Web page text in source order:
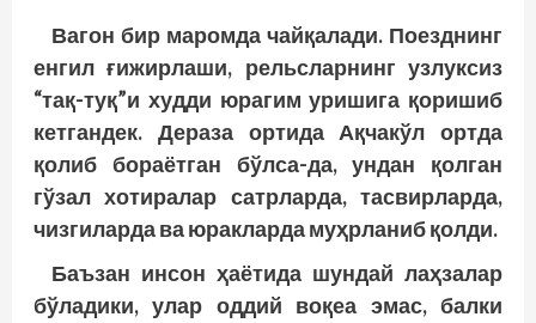
Вагон бир маромда чайқалади. Поезднинг
енгил ғижирлаши, рельсларнинг узлуксиз
“тақ-туқ”и худди юрагим уришига қоришиб
кетгандек. Дераза ортида Ақчакўл ортда
қолиб бораётган бўлса-да, ундан қолган
гўзал хотиралар сатрларда, тасвирларда,
чизгиларда ва юракларда муҳрланиб қолди.
Баъзан инсон ҳаётида шундай лаҳзалар
бўладики, улар оддий воқеа эмас, балки